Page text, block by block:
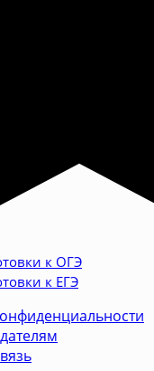
к ОГЭ
к ЕГЭ